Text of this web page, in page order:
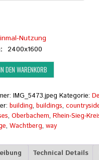
Nutzung
2400x1600
DEN WARENKORB
IMG_5473.jpeg Kategorie:
building,buildings,
,Oberbachem,Rhein-Sieg-
,Wachtberg,way
Technical Details